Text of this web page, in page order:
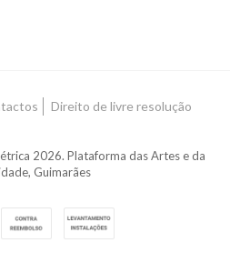
Direito de livre resolução
2026. Plataforma das Artes e da
Guimarães